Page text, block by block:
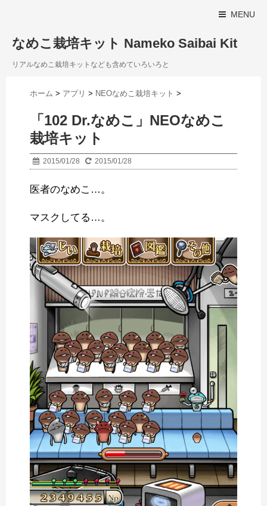
MENU
なめこ栽培キット Nameko Saibai Kit
リアルなめこ栽培キットなども含めていろいろと
ホーム > アプリ > NEOなめこ栽培キット >
「102 Dr.なめこ」NEOなめこ
栽培キット
2015/01/28 2015/01/28
医者のなめこ…。
マスクしてる…。